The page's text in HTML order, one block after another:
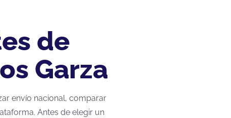
de
Garza
envío nacional, comparar
Antes de elegir un